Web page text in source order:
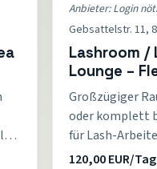
Anbieter: Login
Gebsattelstr. 11,
Lashroom /
Lounge –
für Lashes,
& Seminare
Großzügiger
oder komplett
für Lash-
Workshops und
120,00 EUR/Tag